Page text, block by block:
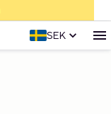
SEK